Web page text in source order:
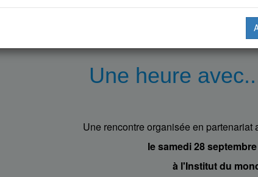
DROITS DE L'HOMME
Une heure
Une rencontre organisée en partenariat
le samedi 28
à l'Institut du